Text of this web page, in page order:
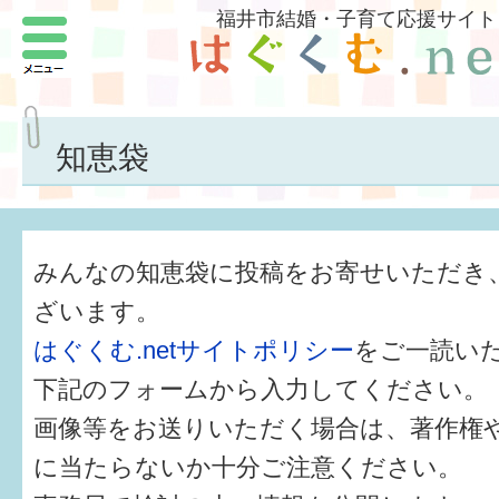
福井市結婚・子育て応援サイト
知恵袋
みんなの知恵袋に投稿をお寄せいただき
ざいます。
はぐくむ.netサイトポリシーをご一読い
下記のフォームから入力してください。
画像等をお送りいただく場合は、著作権
に当たらないか十分ご注意ください。
メニュー
結婚したい
子どもがほしい
福井の子育て環境
子どもを育てよう
もしものときの緊急連絡先
届出・手当・助成